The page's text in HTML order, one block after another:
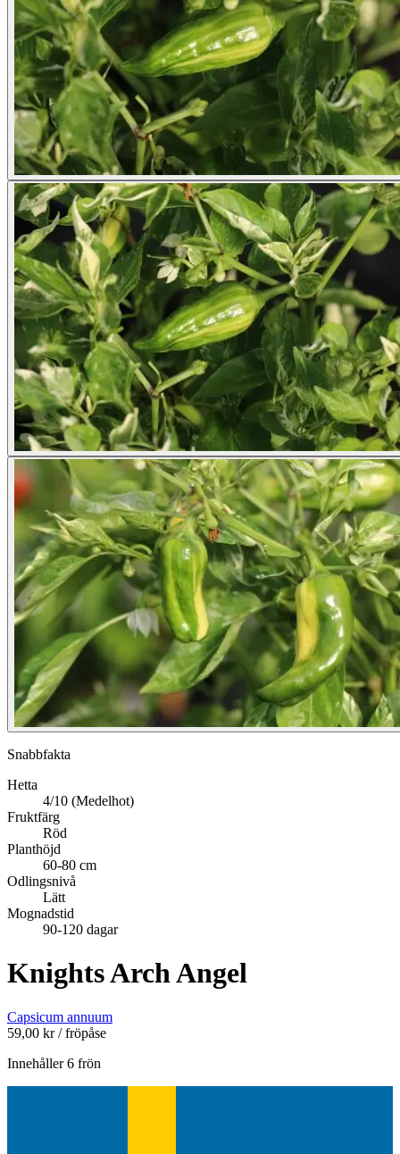
Snabbfakta
Hetta
4/10 (Medelhot)
Fruktfärg
Röd
Planthöjd
60-80 cm
Odlingsnivå
Lätt
Mognadstid
90-120 dagar
Knights Arch Angel
Capsicum annuum
59,00 kr / fröpåse
Innehåller 6 frön